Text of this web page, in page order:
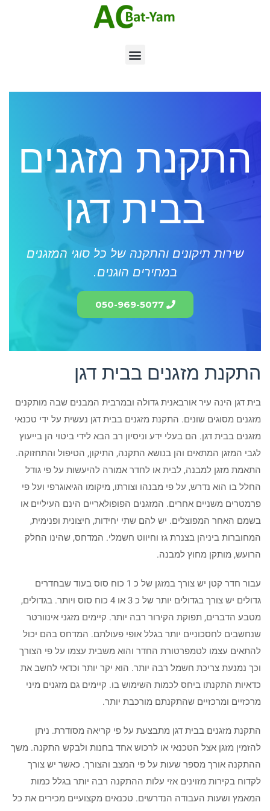
התקנת מזגנים
בבית דגן
שירות תיקונים והתקנה של כל סוגי המזגנים
במחירים הוגנים.
050-969-5077
התקנת מזגנים בבית דגן
בית דגן הינה עיר אורבאנית גדולה ובמרבית המבנים שבה מותקנים
מזגנים מסוגים שונים. התקנת מזגנים בבית דגן נעשית על ידי טכנאי
מזגנים בבית דגן. הם בעלי ידע וניסיון רב הבא לידי ביטוי הן בייעוץ
לגבי המזגן המתאים והן בנושא התקנה, התיקון, הטיפול והתחזוקה.
התאמת מזגן למבנה, לבית או לחדר אמורה להיעשות על פי גודל
החלל בו הוא נדרש, על פי מבנהו וצורתו, מיקומו הגיאוגרפי ועל פי
פרמטרים משניים אחרים. המזגנים הפופולאריים הינם העיליים או
בשמם האחר המפוצלים. יש להם שתי יחידות, חיצונית ופנימית,
המחוברות ביניהן בצנרת גז וחיווט חשמלי. המדחס, שהינו החלק
הרועש, מותקן מחוץ למבנה.
עבור חדר קטן יש צורך במזגן של כ 1 כוח סוס בעוד שבחדרים
גדולים יש צורך בגדולים יותר של כ 3 או 4 כוח סוס ויותר. בגדולים,
מטבע הדברים, תפוקת הקירור רבה יותר. קיימים מזגני אינוורטר
שנחשבים לחסכוניים יותר בגלל אופי פעולתם. המדחס בהם יכול
להתאים עצמו לטמפרטורת החדר והוא משבית עצמו על פי הצורך
וכך נמנעת צריכת חשמל רבה יותר. הוא יקר יותר וכדאי לחשב את
כדאיות התקנתו ביחס לכמות השימוש בו. קיימים גם מזגנים מיני
מרכזיים ומרכזיים שהתקנתם מורכבת יותר.
התקנת מזגנים בבית דגן מתבצעת על פי קריאה מסודרת. ניתן
להזמין מזגן אצל הטכנאי או לרכוש אחד בחנות ולבקש התקנה. משך
ההתקנה אורך מספר שעות על פי המצב והצורך. כאשר יש צורך
לקדוח בקירות מזוינים אזי עלות ההתקנה רבה יותר בגלל כמות
המאמץ ושעות העבודה הנדרשים. טכנאים מקצועיים מכירים את כל